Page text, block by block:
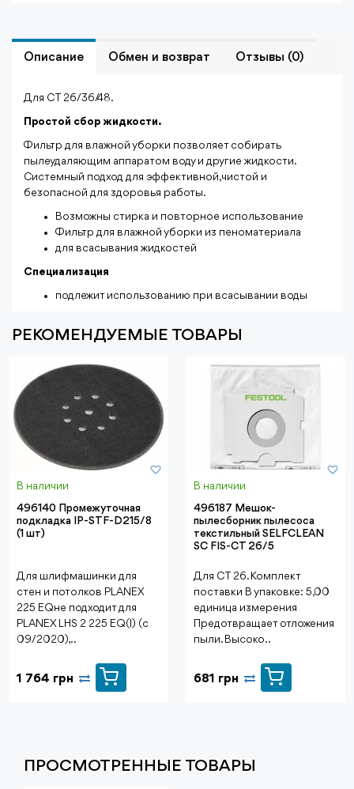
Описание Обмен и возврат Отзывы (0)
Для CT 26/36/48.
Простой сбор жидкости.
Фильтр для влажной уборки позволяет собирать
пылеудаляющим аппаратом воду и другие жидкости.
Системный подход для эффективной, чистой и
безопасной для здоровья работы.
Возможны стирка и повторное использование
Фильтр для влажной уборки из пеноматериала
для всасывания жидкостей
Специализация
подлежит использованию при всасывании воды
РЕКОМЕНДУЕМЫЕ ТОВАРЫ
В наличии
496140 Промежуточная
подкладка IP-STF-D215/8
(1 шт)
Для шлифмашинки для
стен и потолков PLANEX
225 EQне подходит для
PLANEX LHS 2 225 EQ(I) (с
09/2020),..
1 764 грн
В наличии
496187 Мешок-
пылесборник пылесоса
текстильный SELFCLEAN
SC FIS-CT 26/5
Для CT 26. Комплект
поставки В упаковке: 5,00
единица измерения
Предотвращает отложения
пыли. Высоко..
681 грн
ПРОСМОТРЕННЫЕ ТОВАРЫ